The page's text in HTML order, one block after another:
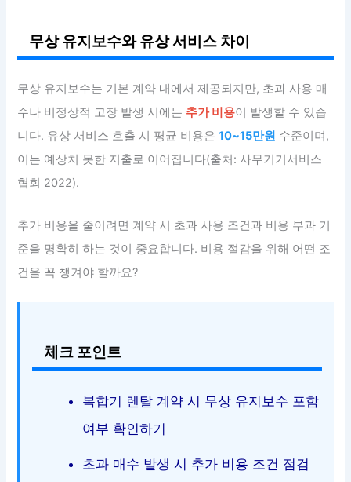
무상 유지보수와 유상 서비스 차이
무상 유지보수는 기본 계약 내에서 제공되지만, 초과 사용 매
수나 비정상적 고장 발생 시에는 추가 비용이 발생할 수 있습
니다. 유상 서비스 호출 시 평균 비용은10~15만원 수준이며,
이는 예상치 못한 지출로 이어집니다(출처: 사무기기서비스
협회 2022).
추가 비용을 줄이려면 계약 시 초과 사용 조건과 비용 부과 기
준을 명확히 하는 것이 중요합니다. 비용 절감을 위해 어떤 조
건을 꼭 챙겨야 할까요?
체크 포인트
복합기 렌탈 계약 시 무상 유지보수 포함
여부 확인하기
초과 매수 발생 시 추가 비용 조건 점검